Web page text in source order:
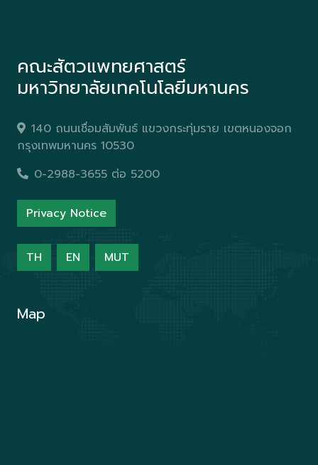
คณะสัตวแพทยศาสตร์
มหาวิทยาลัยเทคโนโลยีมหานคร
140 ถนนเชื่อมสัมพันธ์ แขวงกระทุ่มราย เขตหนองจอก
กรุงเทพมหานคร 10530
0-2988-3655 ต่อ 5200
Privacy Notice
TH EN MUT
Map